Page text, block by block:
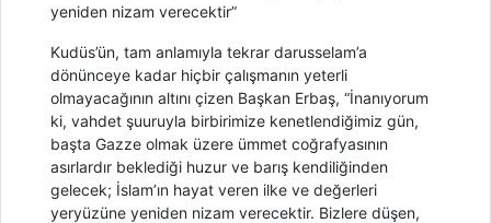
yeniden nizam verecektir”
Kudüs’ün, tam anlamıyla tekrar darusselam’a
dönünceye kadar hiçbir çalışmanın yeterli
olmayacağının altını çizen Başkan Erbaş, “İnanıyorum
ki, vahdet şuuruyla birbirimize kenetlendiğimiz gün,
başta Gazze olmak üzere ümmet coğrafyasının
asırlardır beklediği huzur ve barış kendiliğinden
gelecek; İslam’ın hayat veren ilke ve değerleri
yeryüzüne yeniden nizam verecektir. Bizlere düşen,